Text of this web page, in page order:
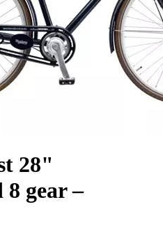
28"
8 gear –